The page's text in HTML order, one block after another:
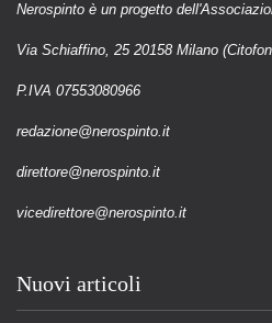
Nerospinto è un progetto
Via Schiaffino, 25 20158 Milano
P.IVA 07553080966
redazione@nerospinto.it
direttore@nerospinto.it
vicedirettore@nerospinto.it
Nuovi articoli